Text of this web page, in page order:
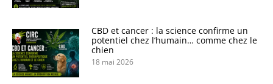
CBD et cancer : la science confirme un
potentiel chez l’humain… comme chez le
chien
18 mai 2026